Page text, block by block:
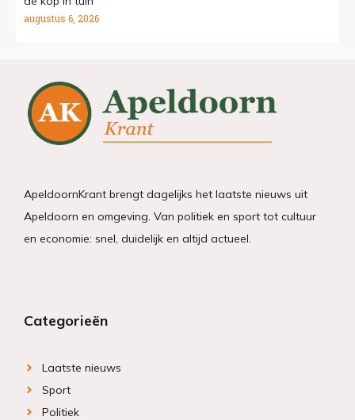
augustus 6, 2026
ApeldoornKrant brengt dagelijks het laatste nieuws uit
Apeldoorn en omgeving. Van politiek en sport tot cultuur
en economie: snel, duidelijk en altijd actueel.
Categorieën
Laatste nieuws
Sport
Politiek